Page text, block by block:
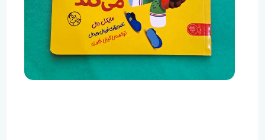
سرگرمی دارند، بلکه به درک بهتر مفاهیم داستان توسط
کودک کمک می‌کنند. کتاب فراتر از یک سرگرمی، ابزاری
آموزشی برای رشد فردی و تقویت مهارت‌های اساسی
کودک است. والدین و مربیان مهدکودک می‌توانند از این
کتاب به عنوان راهی مؤثر برای آموزش امید، انگیزه و
اهمیت استقلال در انجام فعالیت‌ها استفاده کنند.